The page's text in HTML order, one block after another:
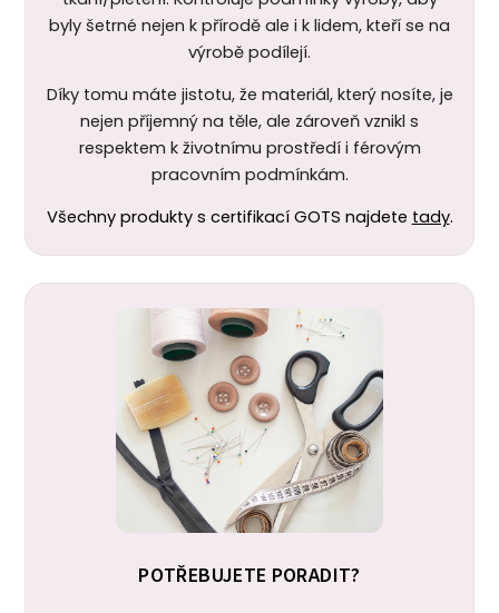
byly šetrné nejen k přírodě ale i k lidem, kteří se na
výrobě podílejí.
Díky tomu máte jistotu, že materiál, který nosíte, je
nejen příjemný na těle, ale zároveň vznikl s
respektem k životnímu prostředí i férovým
pracovním podmínkám.
Všechny produkty s certifikací GOTS najdete tady.
POTŘEBUJETE PORADIT?